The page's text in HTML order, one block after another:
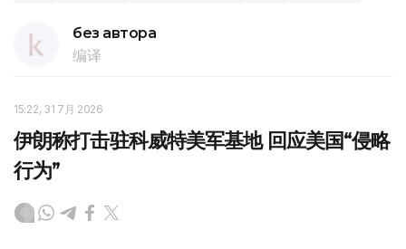
без автора
编译
15:22, 31 7月 2026
伊朗称打击驻科威特美军基地 回应美国“侵略
行为”